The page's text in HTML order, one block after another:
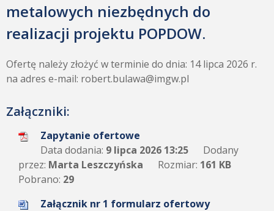
metalowych niezbędnych do
realizacji projektu POPDOW.
Ofertę należy złożyć w terminie do dnia: 14 lipca 2026 r.
na adres e-mail: robert.bulawa@imgw.pl
Załączniki:
Zapytanie ofertowe
Data dodania: 9 lipca 2026 13:25
Dodany
przez: Marta Leszczyńska Rozmiar: 161 KB
Pobrano: 29
Załącznik nr 1 formularz ofertowy